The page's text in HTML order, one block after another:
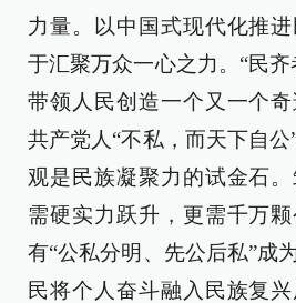
力量。以中国式现代化推
于汇聚万众一心之力。“民
带领人民创造一个又一个
共产党人“不私，而天下自
观是民族凝聚力的试金石
需硬实力跃升，更需千万
有“公私分明、先公后私”成
民将个人奋斗融入民族复